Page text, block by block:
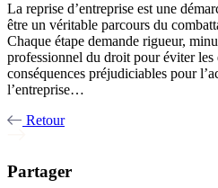
La reprise d’entreprise est une
être un véritable parcours du
Chaque étape demande rigueur,
professionnel du droit pour éviter les
conséquences préjudiciables pour
l’entreprise…
Retour
Partager